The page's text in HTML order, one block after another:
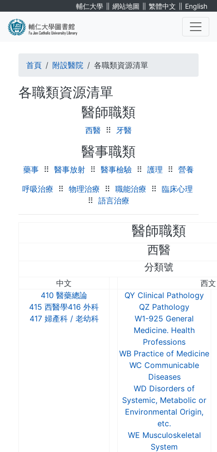
輔仁大學 ∥ 網站地圖 ∥ 繁體中文 ∥ English
導
航
連
首頁 附設醫院 各職類資源清單
各職類資源清單
醫師職類
西醫 ⠿ 牙醫
醫事職類
藥事 ⠿ 醫事放射 ⠿ 醫事檢驗 ⠿ 護理 ⠿ 營養
呼吸治療 ⠿ 物理治療 ⠿ 職能治療 ⠿ 臨床心理
⠿ 語言治療
醫師職類
西醫
分類號
中文
西文
410 醫藥總論
415 西醫學416 外科
417 婦產科 / 老幼科
QY Clinical Pathology
QZ Pathology
W1-925 General
Medicine. Health
Professions
WB Practice of Medicine
WC Communicable
Diseases
WD Disorders of
Systemic, Metabolic or
Environmental Origin,
etc.
WE Musculoskeletal
System